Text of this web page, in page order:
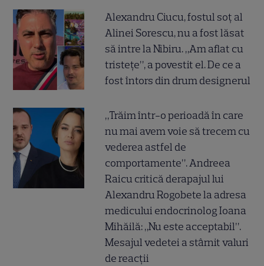
Alexandru Ciucu, fostul soț al
Alinei Sorescu, nu a fost lăsat
să intre la Nibiru. „Am aflat cu
tristețe”, a povestit el. De ce a
fost întors din drum designerul
„Trăim într-o perioadă în care
nu mai avem voie să trecem cu
vederea astfel de
comportamente”. Andreea
Raicu critică derapajul lui
Alexandru Rogobete la adresa
medicului endocrinolog Ioana
Mihăilă: „Nu este acceptabil”.
Mesajul vedetei a stârnit valuri
de reacții